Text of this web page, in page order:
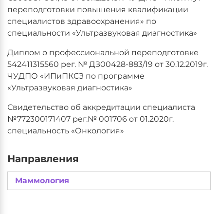
переподготовки повышения квалификации
специалистов здравоохранения» по
специальности «Ультразвуковая диагностика»
Диплом о профессиональной переподготовке
542411315560 рег. № ДЗ00428-883/19 от 30.12.2019г.
ЧУДПО «ИПиПКСЗ по программе
«Ультразвуковая диагностика»
Свидетельство об аккредитации специалиста
№772300171407 рег.№ 001706 от 01.2020г.
специальность «Онкология»
Направления
Маммология